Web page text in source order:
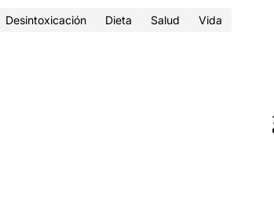
Desintoxicación Dieta Salud Vida